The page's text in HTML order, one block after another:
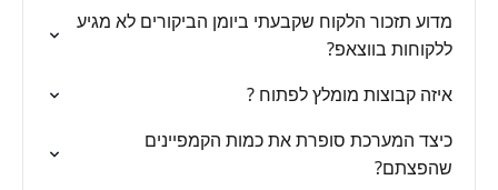
מדוע תזכור הלקוח שקבעתי ביומן הביקורים לא מגיע
ללקוחות בווצאפ?
איזה קבוצות מומלץ לפתוח ?
כיצד המערכת סופרת את כמות הקמפיינים
שהפצתם?